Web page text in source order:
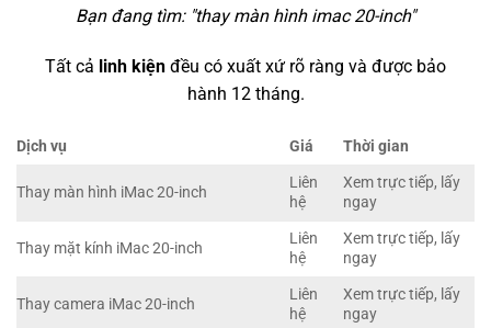
Bạn đang tìm: "thay màn hình imac 20-inch"
Tất cả linh kiện đều có xuất xứ rõ ràng và được bảo
hành 12 tháng.
Dịch vụ Giá Thời gian
Thay màn hình iMac 20-inch
Liên
hệ
Xem trực tiếp, lấy
ngay
Thay mặt kính iMac 20-inch
Liên
hệ
Xem trực tiếp, lấy
ngay
Thay camera iMac 20-inch
Liên
hệ
Xem trực tiếp, lấy
ngay